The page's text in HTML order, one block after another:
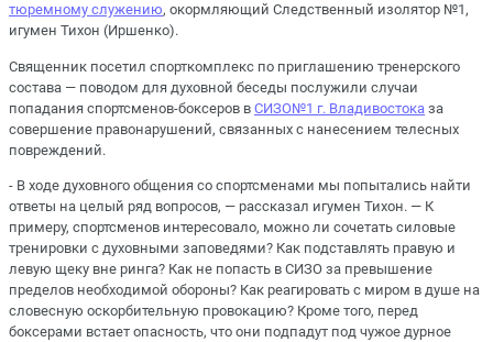
тюремному служению, окормляющий Следственный изолятор №1,
игумен Тихон (Иршенко).
Священник посетил спорткомплекс по приглашению тренерского
состава — поводом для духовной беседы послужили случаи
попадания спортсменов-боксеров в СИЗО№1 г. Владивостока за
совершение правонарушений, связанных с нанесением телесных
повреждений.
- В ходе духовного общения со спортсменами мы попытались найти
ответы на целый ряд вопросов, — рассказал игумен Тихон. — К
примеру, спортсменов интересовало, можно ли сочетать силовые
тренировки с духовными заповедями? Как подставлять правую и
левую щеку вне ринга? Как не попасть в СИЗО за превышение
пределов необходимой обороны? Как реагировать с миром в душе на
словесную оскорбительную провокацию? Кроме того, перед
боксерами встает опасность, что они подпадут под чужое дурное